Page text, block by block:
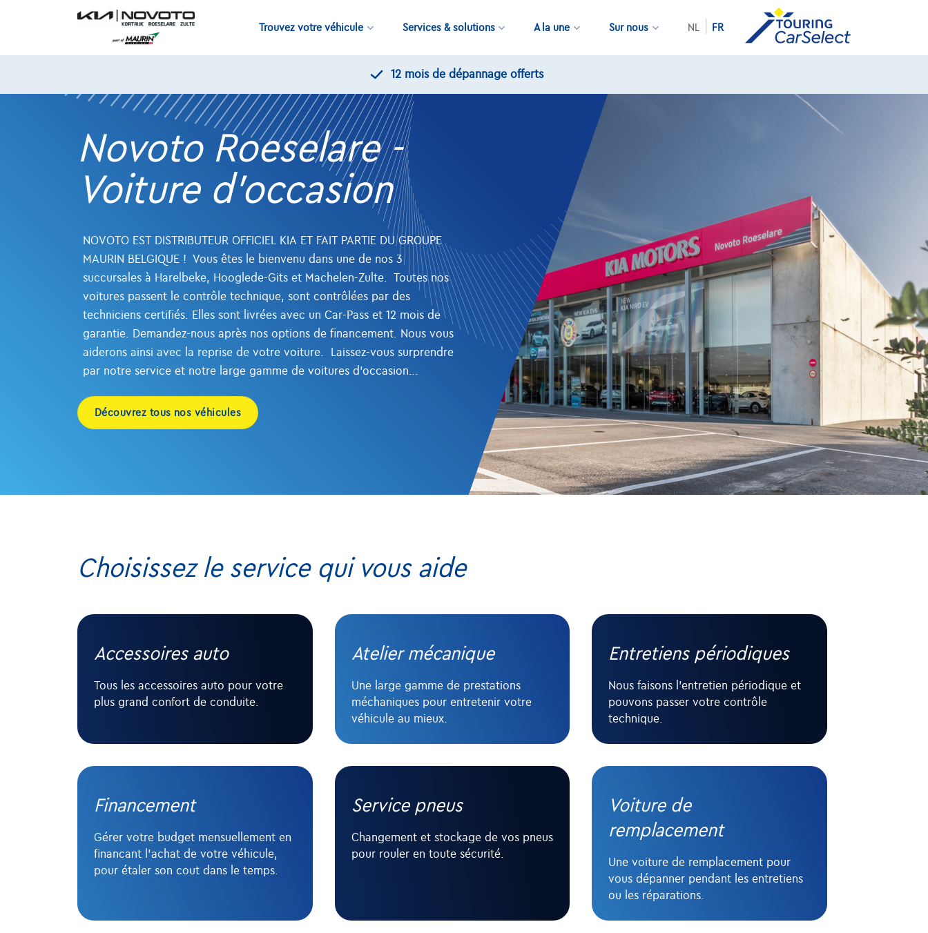
Trouvez votre véhicule Services & solutions A la une Sur nous NL FR
11.000+
Novoto Roeselare -
Voiture d'occasion
NOVOTO EST DISTRIBUTEUR OFFICIEL KIA ET FAIT PARTIE DU GROUPE
MAURIN BELGIQUE ! Vous êtes le bienvenu dans une de nos 3
succursales à Harelbeke, Hooglede-Gits et Machelen-Zulte. Toutes nos
voitures passent le contrôle technique, sont contrôlées par des
techniciens certifiés. Elles sont livrées avec un Car-Pass et 12 mois de
garantie. Demandez-nous après nos options de financement. Nous vous
aiderons ainsi avec la reprise de votre voiture. Laissez-vous surprendre
par notre service et notre large gamme de voitures d'occasion
Découvrez tous nos véhicules
Choisissez le service qui vous aide
Accessoires auto
Tous les accessoires auto pour votre
plus grand confort de conduite.
Atelier mécanique
Une large gamme de prestations
méchaniques pour entretenir votre
véhicule au mieux.
Entretiens périodiques
Nous faisons l'entretien périodique et
pouvons passer votre contrôle
technique.
Financement
Gérer votre budget mensuellement en
financant l'achat de votre véhicule,
pour étaler son cout dans le temps.
Service pneus
Changement et stockage de vos pneus
pour rouler en toute sécurité.
Voiture de
remplacement
Une voiture de remplacement pour
vous dépanner pendant les entretiens
ou les réparations.